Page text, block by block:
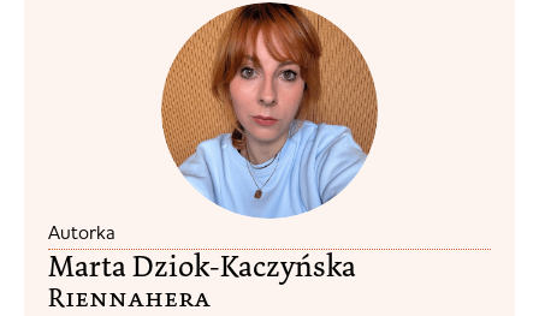
Autorka
Marta Dziok-Kaczyńska
Riennahera​